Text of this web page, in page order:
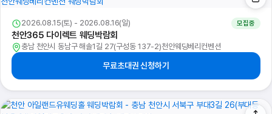
2026.08.15(토) - 2026.08.16(일) 모집중
천안365 다이렉트 웨딩박람회
충남 천안시 동남구 해솔1길 27(구성동 137-2)천안웨딩베리컨벤션
무료초대권 신청하기